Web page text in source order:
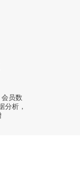
员数
分析，